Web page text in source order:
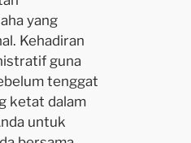
yang
Kehadiran
guna
tenggat
ketat dalam
untuk